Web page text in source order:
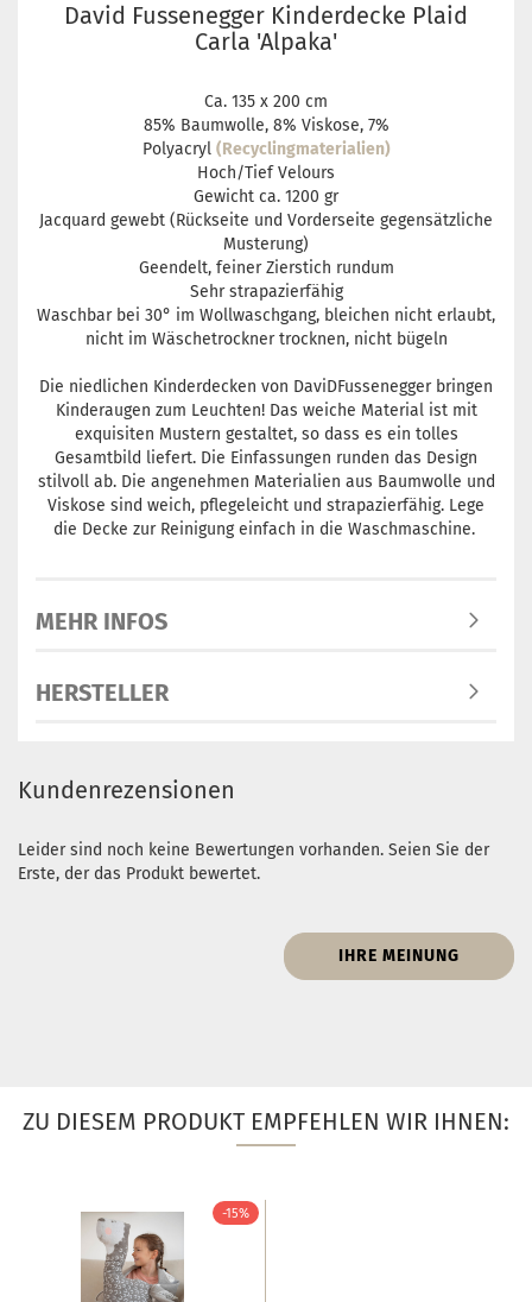
David Fussenegger Kinderdecke Plaid
Carla 'Alpaka'
Ca. 135 x 200 cm
85% Baumwolle, 8% Viskose, 7%
Polyacryl (Recyclingmaterialien)
Hoch/Tief Velours
Gewicht ca. 1200 gr
Jacquard gewebt (Rückseite und Vorderseite gegensätzliche
Musterung)
Geendelt, feiner Zierstich rundum
Sehr strapazierfähig
Waschbar bei 30° im Wollwaschgang, bleichen nicht erlaubt,
nicht im Wäschetrockner trocknen, nicht bügeln
Die niedlichen Kinderdecken von DaviDFussenegger bringen
Kinderaugen zum Leuchten! Das weiche Material ist mit
exquisiten Mustern gestaltet, so dass es ein tolles
Gesamtbild liefert. Die Einfassungen runden das Design
stilvoll ab. Die angenehmen Materialien aus Baumwolle und
Viskose sind weich, pflegeleicht und strapazierfähig. Lege
die Decke zur Reinigung einfach in die Waschmaschine.
MEHR INFOS
HERSTELLER
Kundenrezensionen
Leider sind noch keine Bewertungen vorhanden. Seien Sie der
Erste, der das Produkt bewertet.
IHRE MEINUNG
ZU DIESEM PRODUKT EMPFEHLEN WIR IHNEN:
-15%